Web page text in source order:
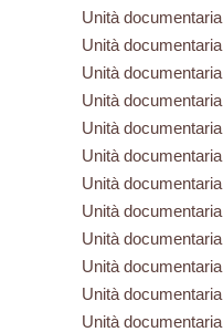
Unità documentaria
Unità documentaria
Unità documentaria
Unità documentaria
Unità documentaria
Unità documentaria
Unità documentaria
Unità documentaria
Unità documentaria
Unità documentaria
Unità documentaria
Unità documentaria